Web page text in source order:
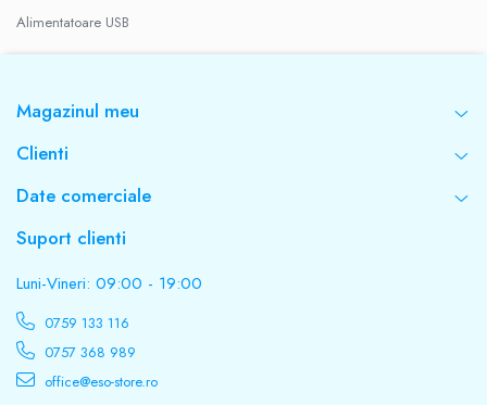
Incarcator masina electrica
Alimentatoare USB
Magazinul meu
Clienti
Date comerciale
Suport clienti
Luni-Vineri: 09:00 - 19:00
0759 133 116
0757 368 989
office@eso-store.ro